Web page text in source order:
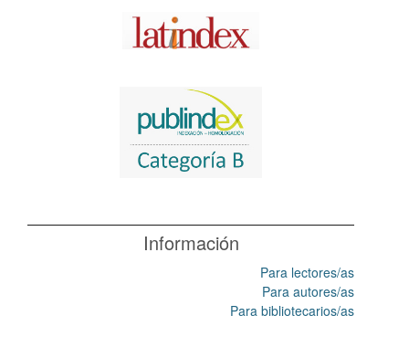
Información
Para lectores/as
Para autores/as
Para bibliotecarios/as